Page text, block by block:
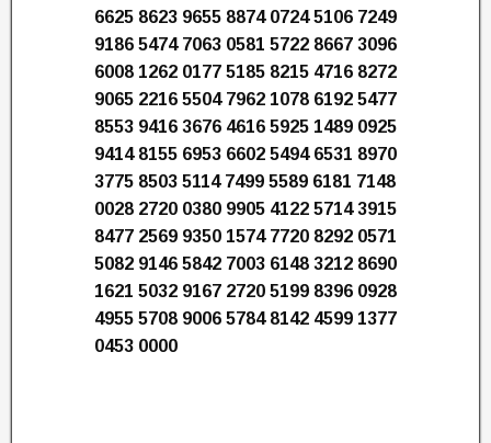
6625 8623 9655 8874 0724 5106 7249
9186 5474 7063 0581 5722 8667 3096
6008 1262 0177 5185 8215 4716 8272
9065 2216 5504 7962 1078 6192 5477
8553 9416 3676 4616 5925 1489 0925
9414 8155 6953 6602 5494 6531 8970
3775 8503 5114 7499 5589 6181 7148
0028 2720 0380 9905 4122 5714 3915
8477 2569 9350 1574 7720 8292 0571
5082 9146 5842 7003 6148 3212 8690
1621 5032 9167 2720 5199 8396 0928
4955 5708 9006 5784 8142 4599 1377
0453 0000